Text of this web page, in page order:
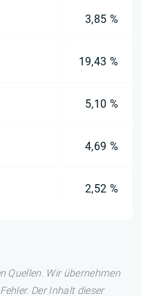
3,85 %
19,43 %
5,10 %
4,69 %
2,52 %
Quellen. Wir übernehmen
Der Inhalt dieser